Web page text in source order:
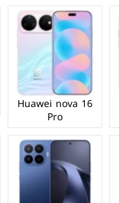
Huawei nova 16
Pro